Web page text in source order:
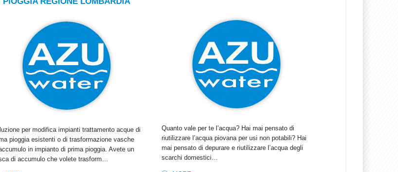
per modifica impianti trattamento acque di
pioggia esistenti o di trasformazione vasche
in impianto di prima pioggia. Avete un
di accumulo che volete trasform…
Quanto vale per te l’acqua? Hai mai pensato di
riutilizzare l’acqua piovana per usi non potabili? Hai
mai pensato di depurare e riutilizzare l’acqua degli
scarchi domestici…